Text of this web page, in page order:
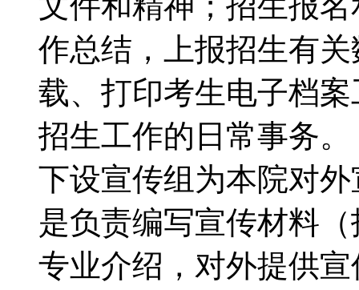
作总结，上报招生有
载、打印考生电子档
招生工作的日常事务
下设宣传组为本院对
是负责编写宣传材料
专业介绍，对外提供